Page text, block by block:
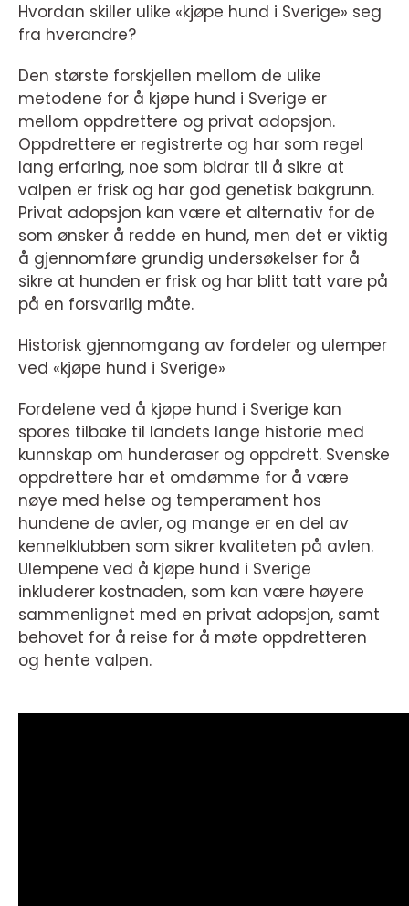
Hvordan skiller ulike «kjøpe hund i Sverige» seg
fra hverandre?
Den største forskjellen mellom de ulike
metodene for å kjøpe hund i Sverige er
mellom oppdrettere og privat adopsjon.
Oppdrettere er registrerte og har som regel
lang erfaring, noe som bidrar til å sikre at
valpen er frisk og har god genetisk bakgrunn.
Privat adopsjon kan være et alternativ for de
som ønsker å redde en hund, men det er viktig
å gjennomføre grundig undersøkelser for å
sikre at hunden er frisk og har blitt tatt vare på
på en forsvarlig måte.
Historisk gjennomgang av fordeler og ulemper
ved «kjøpe hund i Sverige»
Fordelene ved å kjøpe hund i Sverige kan
spores tilbake til landets lange historie med
kunnskap om hunderaser og oppdrett. Svenske
oppdrettere har et omdømme for å være
nøye med helse og temperament hos
hundene de avler, og mange er en del av
kennelklubben som sikrer kvaliteten på avlen.
Ulempene ved å kjøpe hund i Sverige
inkluderer kostnaden, som kan være høyere
sammenlignet med en privat adopsjon, samt
behovet for å reise for å møte oppdretteren
og hente valpen.